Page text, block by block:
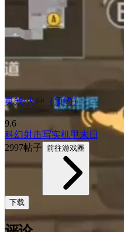
灵笼:火种（预约）
9.6
科幻射击写实机甲 末日
2997帖子 前往游戏圈
下载